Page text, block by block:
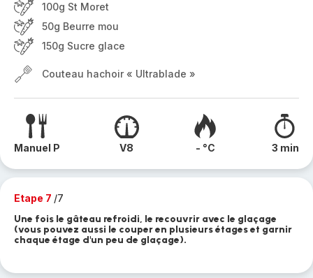
100g St Moret
50g Beurre mou
150g Sucre glace
Couteau hachoir « Ultrablade »
Manuel P V8 - °C 3 min
Etape 7 /7
Une fois le gâteau refroidi, le recouvrir avec le glaçage
(vous pouvez aussi le couper en plusieurs étages et garnir
chaque étage d'un peu de glaçage).